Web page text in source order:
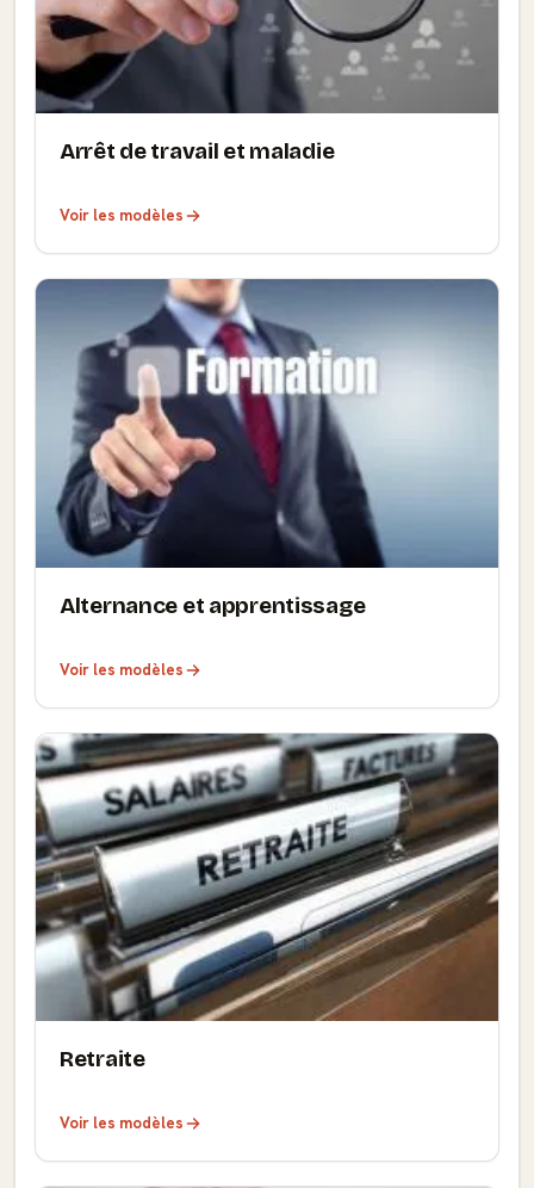
Arrêt de travail et maladie
Voir les modèles
Alternance et apprentissage
Voir les modèles
Retraite
Voir les modèles